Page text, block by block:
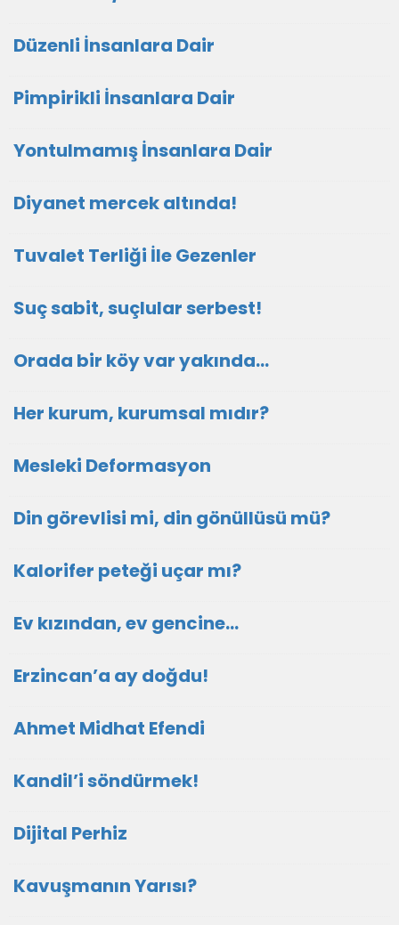
Düzenli İnsanlara Dair
Pimpirikli İnsanlara Dair
Yontulmamış İnsanlara Dair
Diyanet mercek altında!
Tuvalet Terliği İle Gezenler
Suç sabit, suçlular serbest!
Orada bir köy var yakında...
Her kurum, kurumsal mıdır?
Mesleki Deformasyon
Din görevlisi mi, din gönüllüsü mü?
Kalorifer peteği uçar mı?
Ev kızından, ev gencine...
Erzincan’a ay doğdu!
Ahmet Midhat Efendi
Kandil’i söndürmek!
Dijital Perhiz
Kavuşmanın Yarısı?